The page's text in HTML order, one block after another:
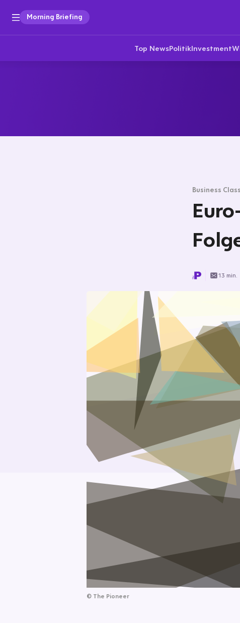
Morning Briefing
Top NewsPolitikInvestment
Business
13 min.
© The Pioneer